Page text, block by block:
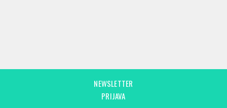
NEWSLETTER
PRIJAVA